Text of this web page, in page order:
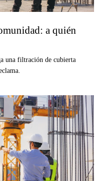
a quién
una filtración de cubierta